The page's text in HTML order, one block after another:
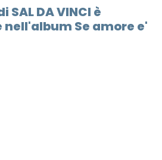
SAL DA VINCI è
Se amore e'